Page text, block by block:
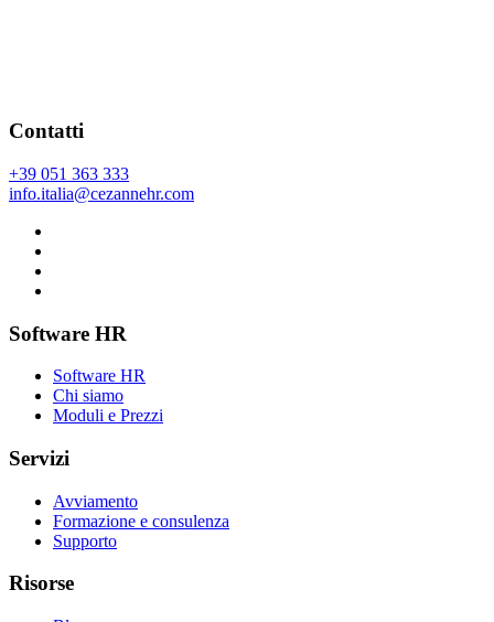
Contatti
+39 051 363 333
info.italia@cezannehr.com
Software HR
Software HR
Chi siamo
Moduli e Prezzi
Servizi
Avviamento
Formazione e consulenza
Supporto
Risorse